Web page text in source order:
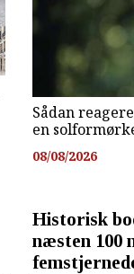
Sådan
en
08/08/2026
Historisk
næsten 100